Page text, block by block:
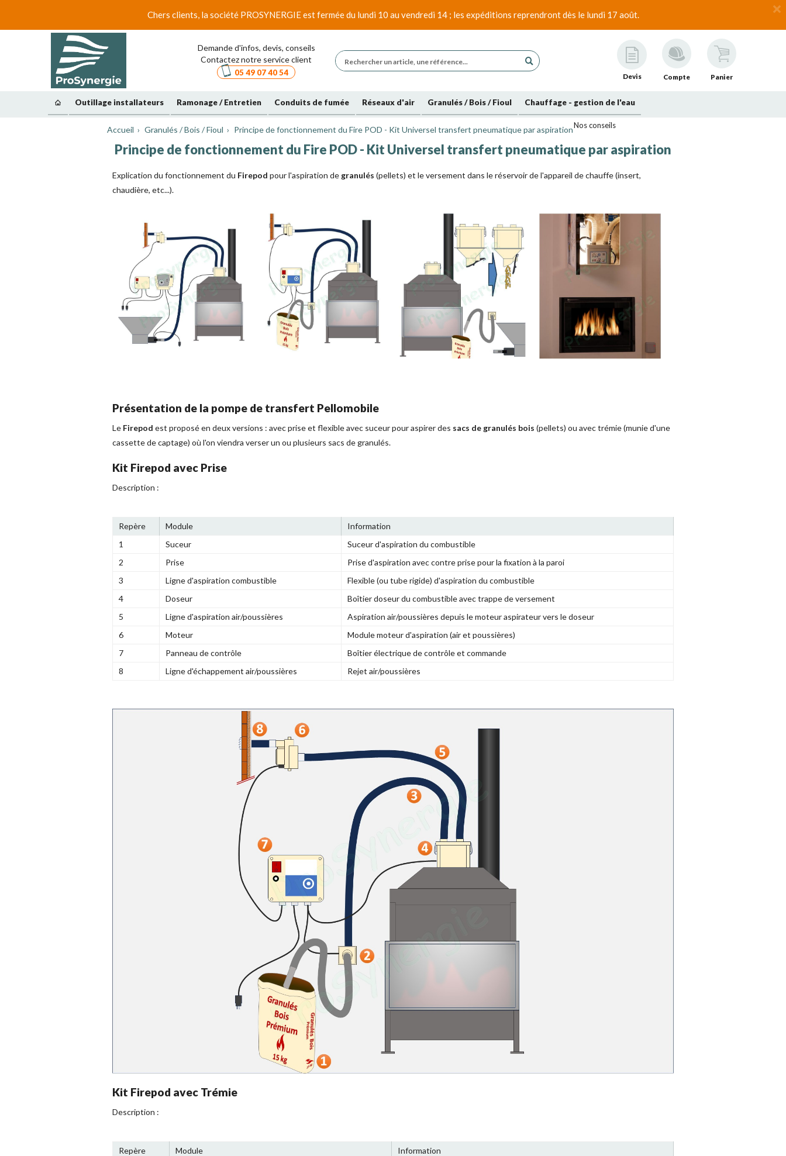
Chers clients, la société PROSYNERGIE est fermée du lundi 10 au vendredi 14 ; les expéditions reprendront dès le lundi 17 août.
Demande d'infos, devis, conseils
Contactez notre service client
05 49 07 40 54 Devis Compte Panier
Outillage installateurs Ramonage / Entretien Conduits de fumée Réseaux d'air Granulés / Bois / Fioul Chauffage - gestion de l'eau
Accueil Nos conseils
Granulés / Bois / Fioul Principe de fonctionnement du Fire POD - Kit Universel transfert pneumatique par aspiration
Principe de fonctionnement du Fire POD - Kit Universel transfert pneumatique par aspiration
Explication du fonctionnement du Firepod pour l'aspiration de granulés (pellets) et le versement dans le réservoir de l'appareil de chauffe (insert,
chaudière, etc...).
Présentation de la pompe de transfert Pellomobile
Le Firepod est proposé en deux versions : avec prise et flexible avec suceur pour aspirer des sacs de granulés bois (pellets) ou avec trémie (munie d'une
cassette de captage) où l'on viendra verser un ou plusieurs sacs de granulés.
Kit Firepod avec Prise
Description :
Repère Module
Information
1
Suceur
Suceur d'aspiration du combustible
2
Prise
Prise d'aspiration avec contre prise pour la fixation à la paroi
3
Ligne d'aspiration combustible
Flexible (ou tube rigide) d'aspiration du combustible
4
Doseur
Boîtier doseur du combustible avec trappe de versement
5
Ligne d'aspiration air/poussières
Aspiration air/poussières depuis le moteur aspirateur vers le doseur
6
Moteur
Module moteur d'aspiration (air et poussières)
7
Panneau de contrôle
Boîtier électrique de contrôle et commande
8
Ligne d'échappement air/poussières Rejet air/poussières
Kit Firepod avec Trémie
Description :
Repère Module
Information